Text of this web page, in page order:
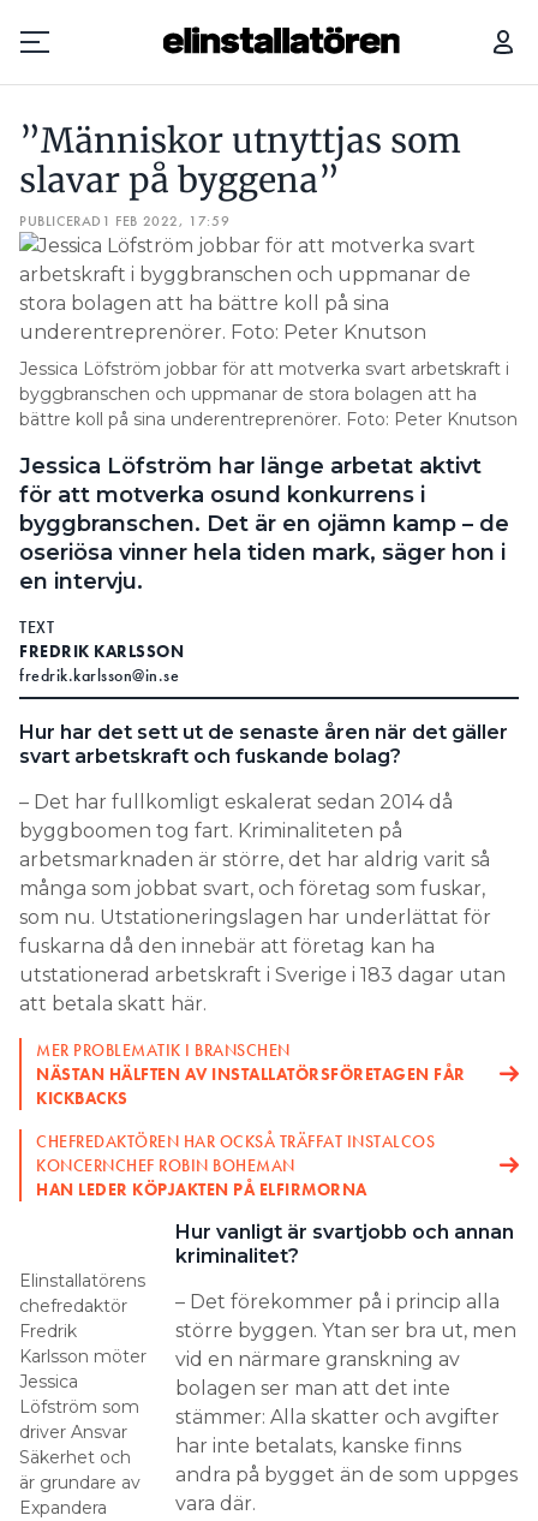
Prenumerera
Hantera prenumeration
Lediga jobb
Annonsera
Läs E-tidningen
Om tidningen
Kontakt
Personuppgifter
Search for:
SEARCH
”Människor utnyttjas som
slavar på byggena”
PUBLICERAD 1 FEB 2022, 17:59
Jessica Löfström ­jobbar för att ­motverka svart arbetskraft i
byggbranschen och uppmanar de stora bolagen att ha
bättre koll på sina underentreprenörer. Foto: Peter Knutson
Jessica Löfström har länge arbetat aktivt
för att motverka osund konkurrens i
byggbranschen. Det är en ojämn kamp – de
oseriösa vinner hela tiden mark, säger hon i
en intervju.
TEXT
FREDRIK KARLSSON
fredrik.karlsson@in.se
Hur har det sett ut de senaste åren när det gäller
svart arbetskraft och fuskande bolag?
– Det har fullkomligt eskalerat sedan 2014 då
byggboomen tog fart. Kriminaliteten på
arbetsmarknaden är större, det har aldrig varit så
många som jobbat svart, och företag som fuskar,
som nu. Utstationeringslagen har underlättat för
fuskarna då den innebär att företag kan ha
utstationerad arbetskraft i Sverige i 183 dagar utan
att betala skatt här.
MER PROBLEMATIK I BRANSCHEN
NÄSTAN HÄLFTEN AV INSTALLATÖRSFÖRETAGEN FÅR
KICKBACKS
CHEFREDAKTÖREN HAR OCKSÅ TRÄFFAT INSTALCOS
KONCERNCHEF ROBIN BOHEMAN
HAN LEDER KÖPJAKTEN PÅ ELFIRMORNA
Elinstallatörens
chefredaktör
Fredrik
Karlsson möter
Jessica
Löfström som
driver Ansvar
Säkerhet och
är grundare av
Expandera
Hur vanligt är svartjobb och annan
kriminalitet?
– Det förekommer på i princip alla
större byggen. Ytan ser bra ut, men
vid en närmare granskning av
bolagen ser man att det inte
stämmer: Alla skatter och avgifter
har inte betalats, kanske finns
andra på bygget än de som uppges
vara där.